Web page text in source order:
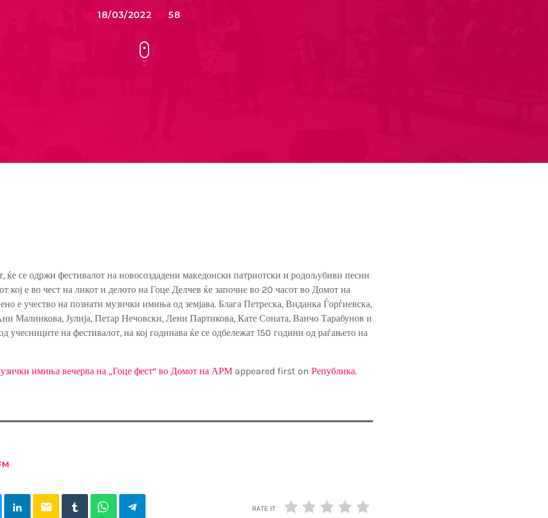
today 18/03/2022 58
ќе се одржи фестивалот на новосоздадени македонски патриотски и родољубиви песни
кој е во чест на ликот и делото на Гоце Делчев ќе започне во 20 часот во Домот на
е учество на познати музички имиња од земјава. Блага Петреска, Виданка Ѓорѓиевска,
Малинкова, Јулија, Петар Нечовски, Лени Партикова, Кате Соната, Ванчо Тарабунов и
учесниците на фестивалот, на кој годинава ќе се одбележат 150 години од раѓањето на
имиња вечерва на „Гоце фест“ во Домот на АРМ appeared first on Република.
email RATE IT